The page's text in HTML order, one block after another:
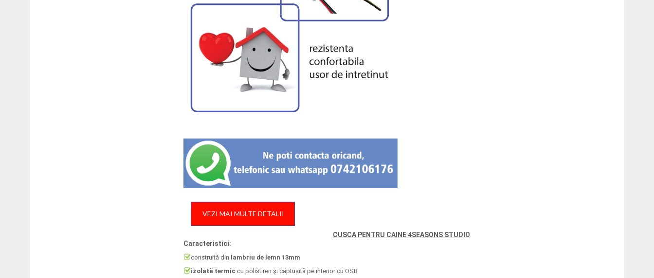
VEZI MAI MULTE DETALII
CUSCA PENTRU CAINE 4SEASONS STUDIO
Caracteristici:
​construită din lambriu de lemn 13mm
izolată termic cu polistiren și căptușită pe interior cu OSB